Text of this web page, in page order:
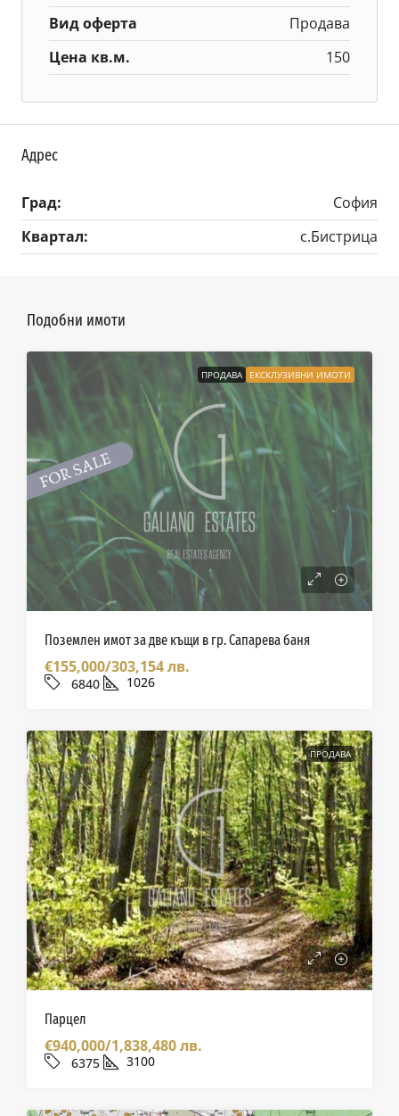
Вид оферта
Продава
Цена кв.м.
150
Адрес
Град:
София
Квартал:
с.Бистрица
Подобни имоти
ПРОДАВА ЕКСКЛУЗИВНИ ИМОТИ
Поземлен имот за две къщи в гр. Сапарева баня
€155,000/303,154 лв.
6840 1026
ПРОДАВА
Парцел
€940,000/1,838,480 лв.
6375 3100